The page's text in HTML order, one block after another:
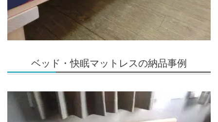
ベッド・快眠マットレスの納品事例